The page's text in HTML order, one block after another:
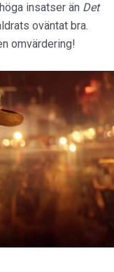
insatser än Det
oväntat bra.
omvärdering!